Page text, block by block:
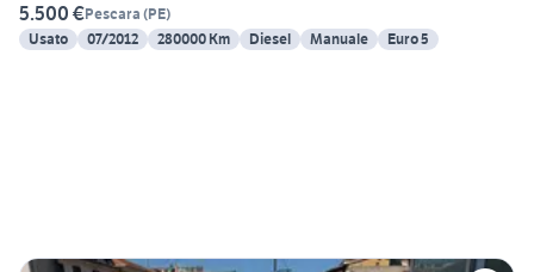
5.500 €Pescara (PE)
Usato
07/2012 280000 Km Diesel Manuale Euro 5